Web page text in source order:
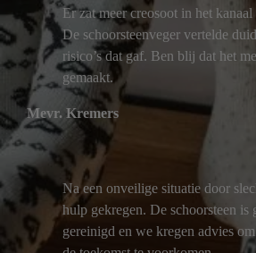
Er zat meer creosoot in het
De schoorsteenveger vertelde
risico’s dat gaf. Ben blij dat het
gemaakt.
Mevr. Kremers
Na een onveilige situatie door
hulp gekregen. De schoorsteen is
gereinigd en we kregen advies